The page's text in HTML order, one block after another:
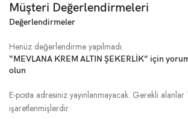
Müşteri Değerlendirmeleri
Değerlendirmeler
Henüz değerlendirme yapılmadı.
“MEVLANA KREM ALTIN ŞEKERLİK” için
olun
E-posta adresiniz yayınlanmayacak. Gerekli alanlar
işaretlenmişlerdir